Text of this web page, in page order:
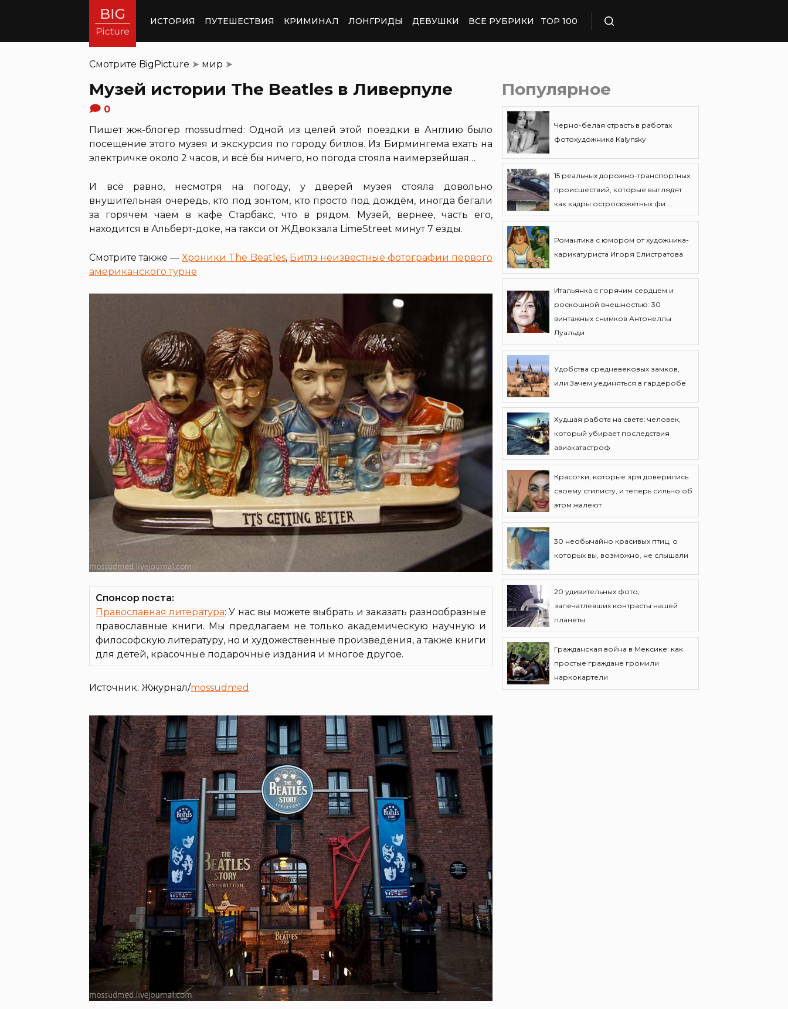
ИСТОРИЯ ПУТЕШЕСТВИЯ КРИМИНАЛ ЛОНГРИДЫ ДЕВУШКИ ВСЕ РУБРИКИ TOP 100
Смотрите BigPicture ➤ мир ➤
Музей истории The Beatles в Ливерпуле
0
Пишет жж-блогер mossudmed: Одной из целей этой поездки в Англию было
посещение этого музея и экскурсия по городу битлов. Из Бирмингема ехать на
электричке около 2 часов, и всё бы ничего, но погода стояла наимерзейшая…
И всё равно, несмотря на погоду, у дверей музея стояла довольно
внушительная очередь, кто под зонтом, кто просто под дождём, иногда бегали
за горячем чаем в кафе Старбакс, что в рядом. Музей, вернее, часть его,
находится в Альберт-доке, на такси от ЖДвокзала LimeStreet минут 7 езды.
Смотрите также —Хроники The Beatles, Битлз неизвестные фотографии первого
американского турне
Спонсор поста:
Православная литература: У нас вы можете выбрать и заказать разнообразные
православные книги. Мы предлагаем не только академическую научную и
философскую литературу, но и художественные произведения, а также книги
для детей, красочные подарочные издания и многое другое.
Источник: Жжурнал/mossudmed
Популярное
Черно-белая страсть в работах
фотохудожника Kalynsky
15 реальных дорожно-транспортных
происшествий, которые выглядят
как кадры остросюжетных фи ...
Романтика с юмором от художника-
карикатуриста Игоря Елистратова
Итальянка с горячим сердцем и
роскошной внешностью: 30
винтажных снимков Антонеллы
Луальди
Удобства средневековых замков,
или Зачем уединяться в гардеробе
Худшая работа на свете: человек,
который убирает последствия
авиакатастроф
Красотки, которые зря доверились
своему стилисту, и теперь сильно об
этом жалеют
30 необычайно красивых птиц, о
которых вы, возможно, не слышали
20 удивительных фото,
запечатлевших контрасты нашей
планеты
Гражданская война в Мексике: как
простые граждане громили
наркокартели